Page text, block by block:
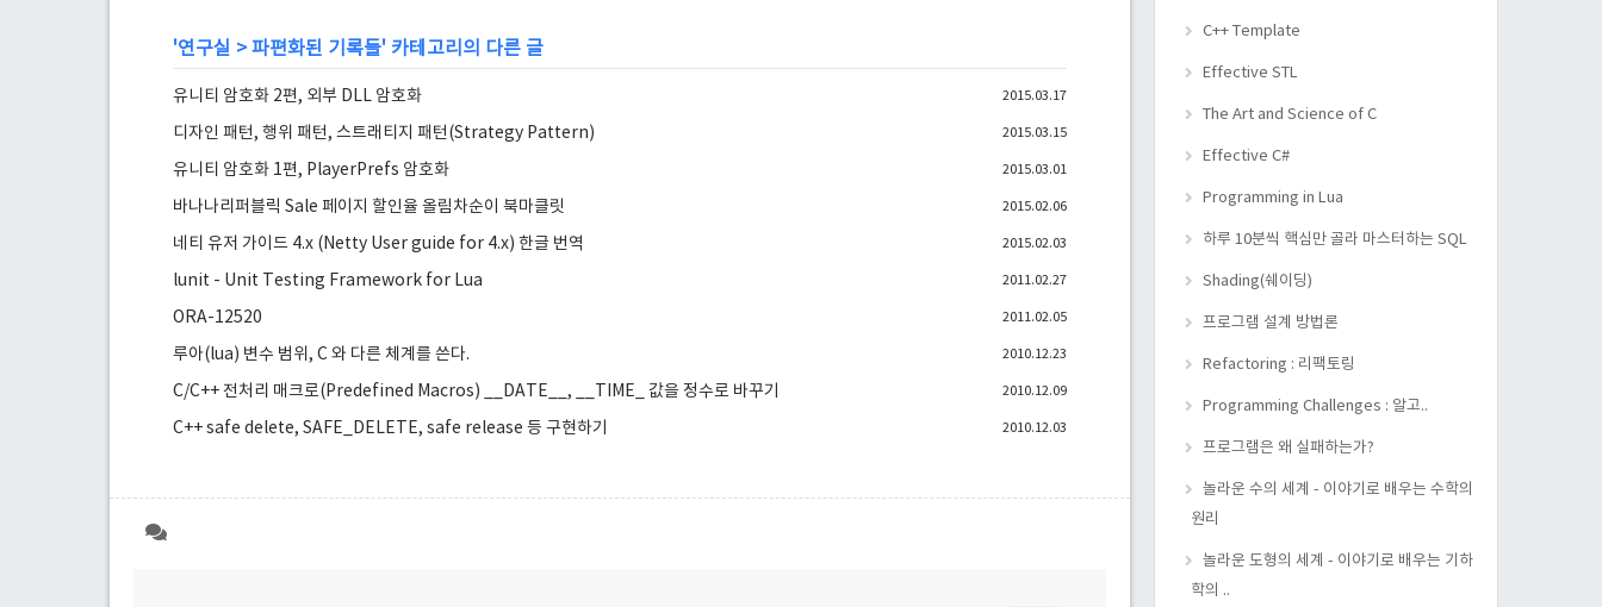
'연구실 >파편화된 기록들' 카테고리의 다른 글
유니티 암호화 2편, 외부 DLL 암호화 2015.03.17
디자인 패턴, 행위 패턴, 스트래티지 패턴(Strategy Pattern) 2015.03.15
유니티 암호화 1편, PlayerPrefs 암호화 2015.03.01
바나나리퍼블릭 Sale 페이지 할인율 올림차순이 북마클릿 2015.02.06
네티 유저 가이드 4.x (Netty User guide for 4.x) 한글 번역 2015.02.03
lunit - Unit Testing Framework for Lua 2011.02.27
ORA-12520 2011.02.05
루아(lua) 변수 범위, C 와 다른 체계를 쓴다. 2010.12.23
C/C++ 전처리 매크로(Predefined Macros) __DATE__, __TIME_ 값을 정수로 바꾸기 2010.12.09
C++ safe delete, SAFE_DELETE, safe release 등 구현하기 2010.12.03
C++ Template
Effective STL
The Art and Science of C
Effective C#
Programming in Lua
하루 10분씩 핵심만 골라 마스터하는 SQL
Shading(쉐이딩)
프로그램 설계 방법론
Refactoring : 리팩토링
Programming Challenges : 알고..
프로그램은 왜 실패하는가?
놀라운 수의 세계 - 이야기로 배우는 수학의
원리
놀라운 도형의 세계 - 이야기로 배우는 기하
학의 ..